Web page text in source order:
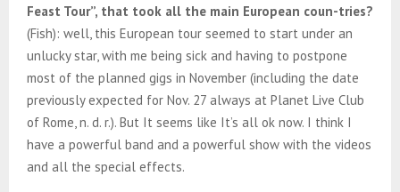
Feast Tour”, that took all the main European coun-tries?
(Fish): well, this European tour seemed to start under an
unlucky star, with me being sick and having to postpone
most of the planned gigs in November (including the date
previously expected for Nov. 27 always at Planet Live Club
of Rome, n. d. r.). But It seems like It’s all ok now. I think I
have a powerful band and a powerful show with the videos
and all the special effects.